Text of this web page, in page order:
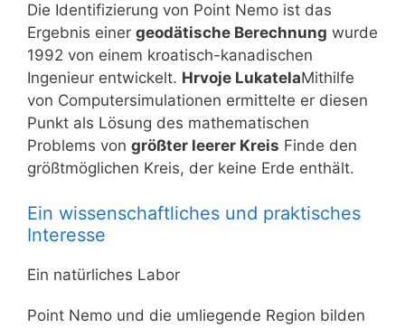
Die Identifizierung von Point Nemo ist das
Ergebnis einer geodätische Berechnung wurde
1992 von einem kroatisch-kanadischen
Ingenieur entwickelt. Hrvoje LukatelaMithilfe
von Computersimulationen ermittelte er diesen
Punkt als Lösung des mathematischen
Problems von größter leerer Kreis Finde den
größtmöglichen Kreis, der keine Erde enthält.
Ein wissenschaftliches und praktisches
Interesse
Ein natürliches Labor
Point Nemo und die umliegende Region bilden